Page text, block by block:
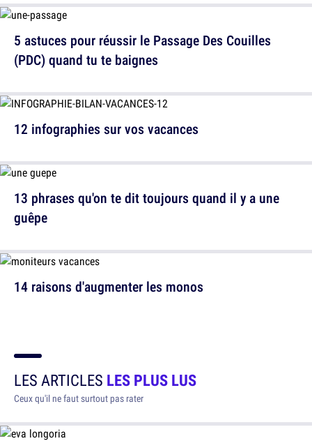
5 astuces pour réussir le Passage Des Couilles
(PDC) quand tu te baignes
13 phrases qu'on te dit toujours quand il y a une
guêpe
12 infographies sur vos vacances
14 raisons d'augmenter les monos
LES ARTICLES LES PLUS LUS
Ceux qu'il ne faut surtout pas rater